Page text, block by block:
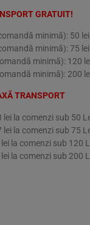
GRATUIT!
minimă): 50 lei
minimă): 75 lei
minimă): 120
minimă): 200
TRANSPORT
lei la comenzi sub 50
lei la comenzi sub 75
la comenzi sub 120
la comenzi sub 200